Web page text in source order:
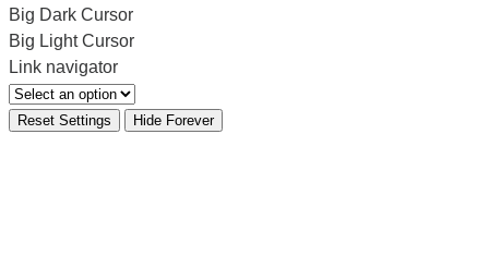
Big Dark Cursor
Big Light Cursor
Link navigator
Reset Settings Hide Forever